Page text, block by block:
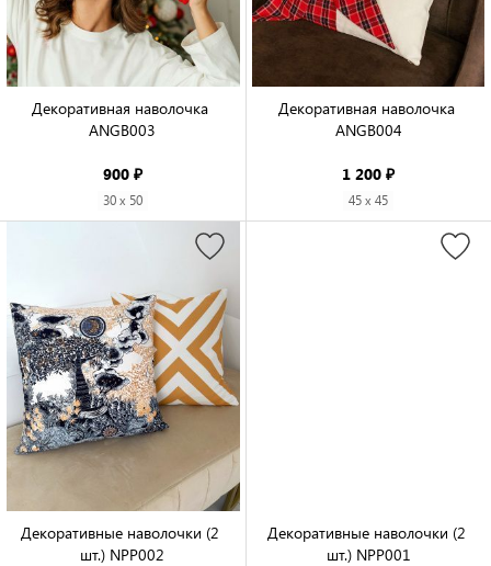
Декоративная наволочка
ANGB003
900 ₽
30 x 50
Декоративная наволочка
ANGB004
1 200 ₽
45 x 45
Декоративные наволочки (2
шт.) NPP002
Декоративные наволочки (2
шт.) NPP001